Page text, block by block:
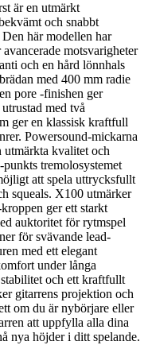
är en utmärkt
och snabbt
här modellen har
motsvarigheter
och en hård lönnhals
med 400 mm radie
pore -finishen ger
med två
ger en klassisk kraftfull
Powersound-mickarna
utmärkta kvalitet och
tremolosystemet
att spela uttrycksfullt
squeals. X100 utmärker
ger ett starkt
auktoritet för rytmspel
för svävande lead-
med ett elegant
under långa
och ett kraftfullt
gitarrens projektion och
om du är nybörjare eller
att uppfylla alla dina
nya höjder i ditt spelande.